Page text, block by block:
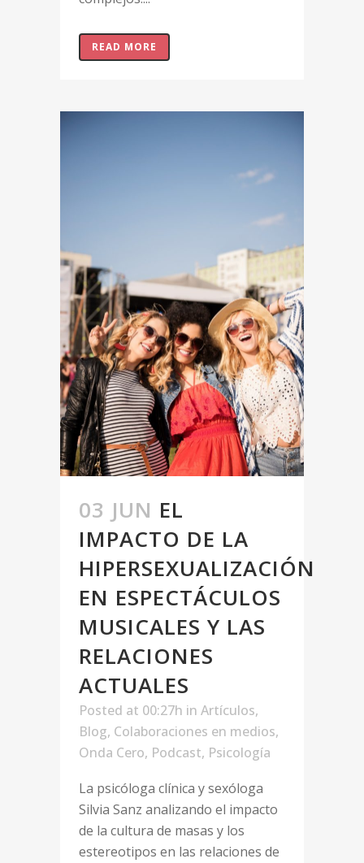
READ MORE
03 JUN EL
IMPACTO DE LA
HIPERSEXUALIZACIÓN
EN ESPECTÁCULOS
MUSICALES Y LAS
RELACIONES
ACTUALES
Posted at 00:27h in Artículos,
Blog, Colaboraciones en medios,
Onda Cero, Podcast, Psicología
La psicóloga clínica y sexóloga
Silvia Sanz analizando el impacto
de la cultura de masas y los
estereotipos en las relaciones de